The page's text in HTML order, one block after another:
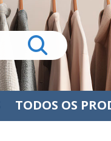
TODOS OS